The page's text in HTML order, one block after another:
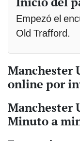
Empezó el
Old Trafford.
Manchester
online por
Manchester
Minuto a